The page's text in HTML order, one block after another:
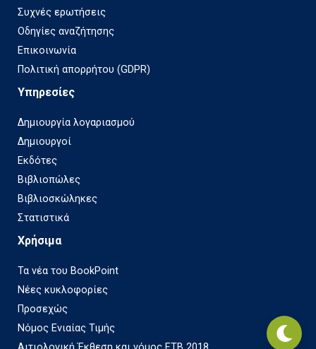
Συχνές ερωτήσεις
Οδηγίες αναζήτησης
Επικοινωνία
Πολιτική απορρήτου (GDPR)
Υπηρεσίες
Δημιουργία λογαριασμού
Δημιουργοί
Εκδότες
Βιβλιοπώλες
Βιβλιοσκώληκες
Στατιστικά
Χρήσιμα
Τα νέα του BookPoint
Νέες κυκλοφορίες
Προσεχώς
Νόμος Ενιαίας Τιμής